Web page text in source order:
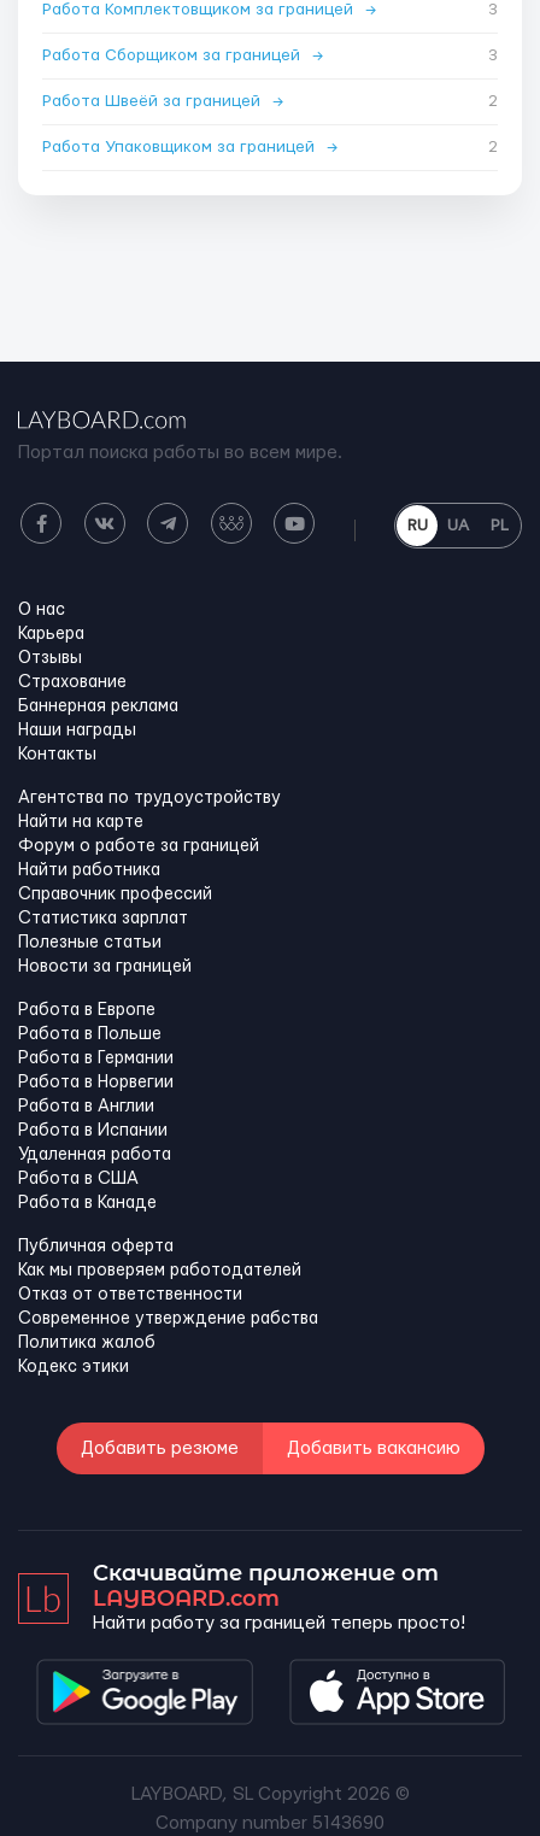
Работа Комплектовщиком за границей → 3
Работа Сборщиком за границей → 3
Работа Швеёй за границей → 2
Работа Упаковщиком за границей → 2
Портал поиска работы во всем мире.
RU UA PL
О нас
Карьера
Отзывы
Страхование
Баннерная реклама
Наши награды
Контакты
Агентства по трудоустройству
Найти на карте
Форум о работе за границей
Найти работника
Справочник профессий
Статистика зарплат
Полезные статьи
Новости за границей
Работа в Европе
Работа в Польше
Работа в Германии
Работа в Норвегии
Работа в Англии
Работа в Испании
Удаленная работа
Работа в США
Работа в Канадe
Публичная оферта
Как мы проверяем работодателей
Отказ от ответственности
Современное утверждение рабства
Политика жалоб
Кодекс этики
Добавить резюме Добавить вакансию
Скачивайте приложение от
LAYBOARD.com
Найти работу за границей теперь просто!
LAYBOARD, SL Copyright 2026 ©
Company number 5143690